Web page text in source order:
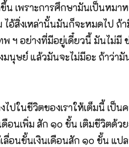
เพราะการศึกษามันเป็นหมาห
อ้สิ่งเหล่านั้นมันก็จะหมดไป ถ้
พ ฯ อย่างที่มีอยู่เดี๋ยวนี้ มันไม่
นุษย์ แล้วมันจะไม่มีอะ ถ้าว่ามั
ไปในชีวิตของเราให้เต็มนี้ เป็น
ดือนเพิ่ม สัก ๑๐ ขั้น เติมชีวิตด้ว
ลื่อนขั้นเงินเดือนสัก ๑๐ ขั้น แป